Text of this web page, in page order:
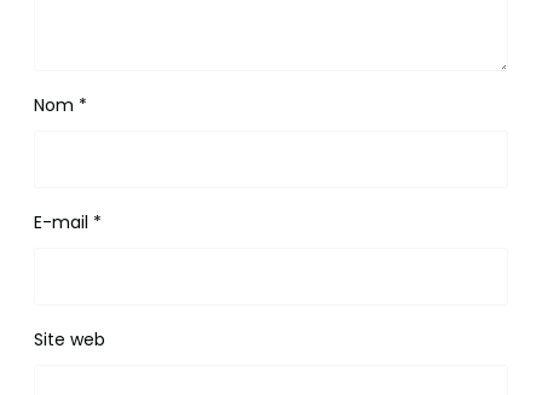
Nom *
E-mail *
Site web